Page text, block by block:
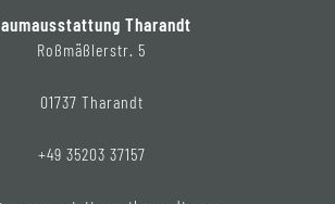
Tharandt
Roßmäßlerstr. 5
01737 Tharandt
+49 35203 37157